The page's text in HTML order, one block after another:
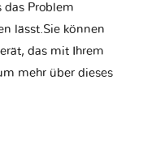
das Problem
lässt.Sie können
das mit Ihrem
mehr über dieses